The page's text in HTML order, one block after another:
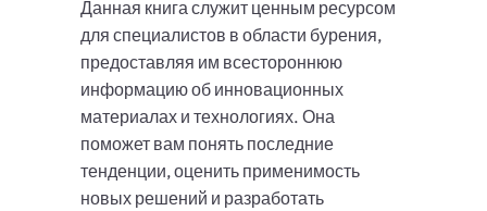
Данная книга служит ценным ресурсом
для специалистов в области бурения,
предоставляя им всестороннюю
информацию об инновационных
материалах и технологиях. Она
поможет вам понять последние
тенденции, оценить применимость
новых решений и разработать